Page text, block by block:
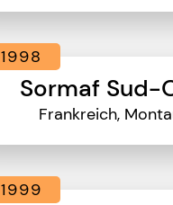
1998
Sormaf Sud-
Frankreich,
1999